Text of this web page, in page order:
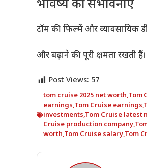
भविष्य की संभावनाएं
टॉम की फिल्में और व्यावसायिक
और बढ़ाने की पूरी क्षमता रखती हैं।
Post Views: 57
tom cruise 2025 net worth,Tom
earnings,Tom Cruise earnings,
investments,Tom Cruise latest
Cruise production company,
worth,Tom Cruise salary,Tom